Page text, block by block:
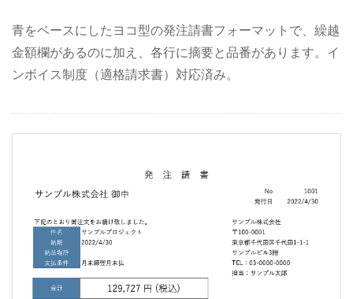
青をベースにしたヨコ型の発注請書フォーマットで、繰越
金額欄があるのに加え、各行に摘要と品番があります。イ
ンボイス制度（適格請求書）対応済み。